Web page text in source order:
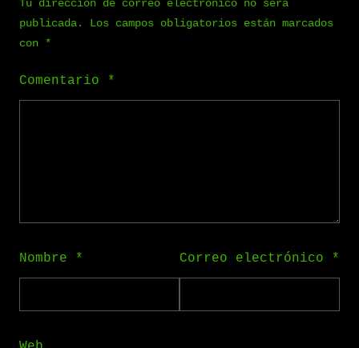
Tu dirección de correo electrónico no será
publicada.
Los campos obligatorios están marcados
con *
Comentario *
Nombre * Correo electrónico *